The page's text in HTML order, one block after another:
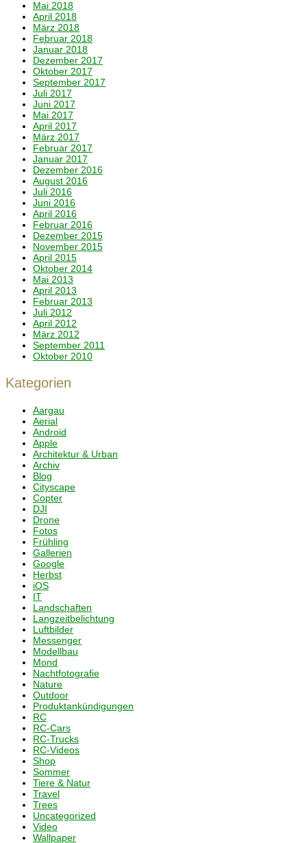
Mai 2018
April 2018
März 2018
Februar 2018
Januar 2018
Dezember 2017
Oktober 2017
September 2017
Juli 2017
Juni 2017
Mai 2017
April 2017
März 2017
Februar 2017
Januar 2017
Dezember 2016
August 2016
Juli 2016
Juni 2016
April 2016
Februar 2016
Dezember 2015
November 2015
April 2015
Oktober 2014
Mai 2013
April 2013
Februar 2013
Juli 2012
April 2012
März 2012
September 2011
Oktober 2010
Kategorien
Aargau
Aerial
Android
Apple
Architektur & Urban
Archiv
Blog
Cityscape
Copter
DJI
Drone
Fotos
Frühling
Gallerien
Google
Herbst
iOS
IT
Landschaften
Langzeitbelichtung
Luftbilder
Messenger
Modellbau
Mond
Nachtfotografie
Nature
Outdoor
Produktankündigungen
RC
RC-Cars
RC-Trucks
RC-Videos
Shop
Sommer
Tiere & Natur
Travel
Trees
Uncategorized
Video
Wallpaper